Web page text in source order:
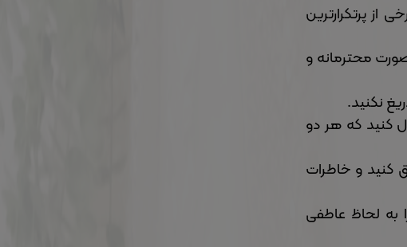
از پرتکرارترین
محترمانه و
نکنید.
کنید که هر دو
کنید و خاطرات
به لحاظ عاطفی